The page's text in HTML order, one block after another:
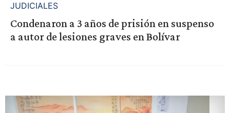
JUDICIALES
Condenaron a 3 años de prisión en suspenso
a autor de lesiones graves en Bolívar